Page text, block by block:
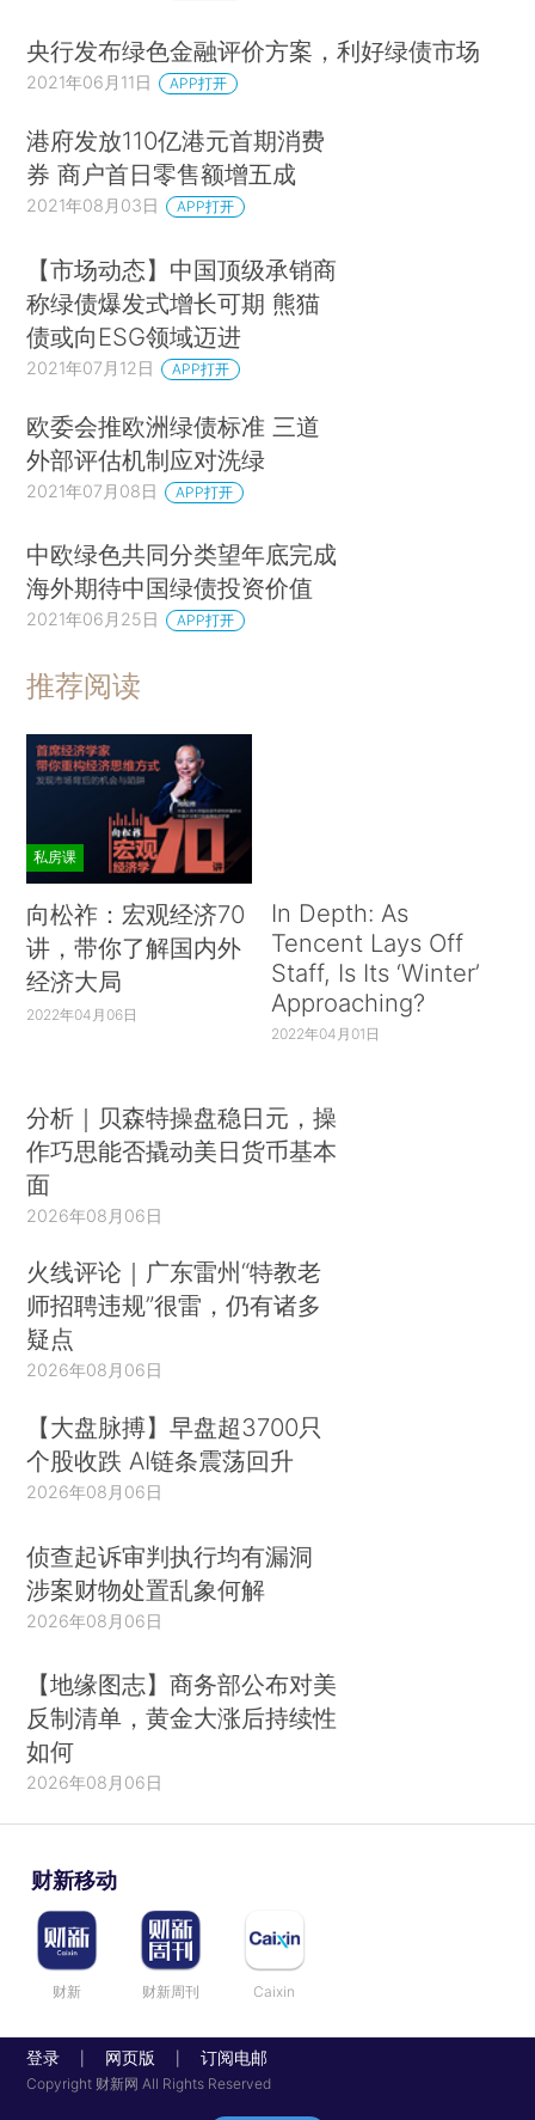
央行发布绿色金融评价方案，利好绿债市场
2021年06月11日 APP打开
港府发放110亿港元首期消费
券 商户首日零售额增五成
2021年08月03日 APP打开
【市场动态】中国顶级承销商
称绿债爆发式增长可期 熊猫
债或向ESG领域迈进
2021年07月12日 APP打开
欧委会推欧洲绿债标准 三道
外部评估机制应对洗绿
2021年07月08日 APP打开
中欧绿色共同分类望年底完成
海外期待中国绿债投资价值
2021年06月25日 APP打开
推荐阅读
私房课
向松祚：宏观经济70
讲，带你了解国内外
经济大局
2022年04月06日
In Depth: As
Tencent Lays Off
Staff, Is Its ‘Winter’
Approaching?
2022年04月01日
分析｜贝森特操盘稳日元，操
作巧思能否撬动美日货币基本
面
2026年08月06日
火线评论｜广东雷州“特教老
师招聘违规”很雷，仍有诸多
疑点
2026年08月06日
【大盘脉搏】早盘超3700只
个股收跌 AI链条震荡回升
2026年08月06日
侦查起诉审判执行均有漏洞
涉案财物处置乱象何解
2026年08月06日
【地缘图志】商务部公布对美
反制清单，黄金大涨后持续性
如何
2026年08月06日
财新移动
财新 财新周刊 Caixin
登录 网页版 订阅电邮
Copyright 财新网 All Rights Reserved